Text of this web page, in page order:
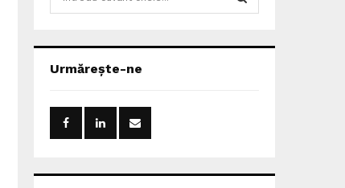
h
o
:
Urmărește-ne